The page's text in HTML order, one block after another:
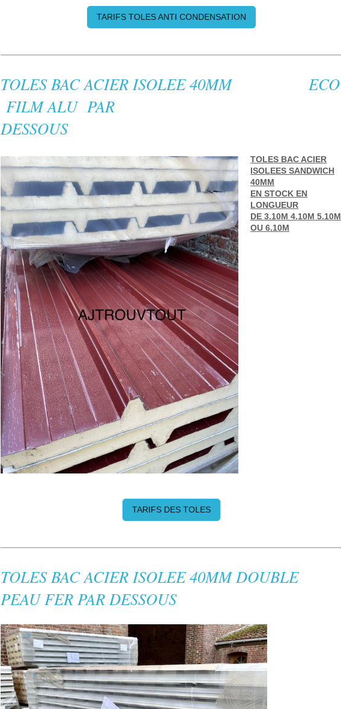
TARIFS TOLES ANTI CONDENSATION
TOLES BAC ACIER ISOLEE 40MM ECO
FILM ALU PAR
DESSOUS
TOLES BAC ACIER
ISOLEES SANDWICH
40MM
EN STOCK EN
LONGUEUR
DE 3.10M 4.10M 5.10M
OU 6.10M
TARIFS DES TOLES
TOLES BAC ACIER ISOLEE 40MM DOUBLE
PEAU FER PAR DESSOUS